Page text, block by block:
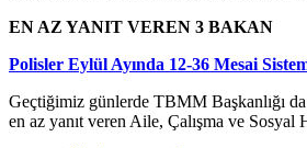
EN AZ YANIT VEREN 3 BAKAN
Polisler Eylül Ayında 12-36 Mesai
Geçtiğimiz günlerde TBMM Başkanlığı
en az yanıt veren Aile, Çalışma ve